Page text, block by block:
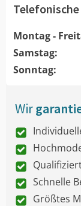
Montag -
Samstag:
Sonntag:
Wir
Schnelle
Größtes